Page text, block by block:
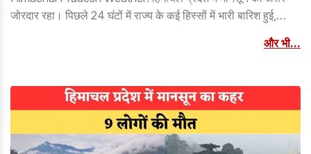
जोरदार रहा। पिछले 24 घंटों में राज्य के कई हिस्सों में भारी बारिश हुई,
भारत मौसम विज्ञान विभाग (IMD) ने चेतावनी दी है कि बारिश का यह दौर
बारिश का अलर्ट जारी किया है।
और भी...